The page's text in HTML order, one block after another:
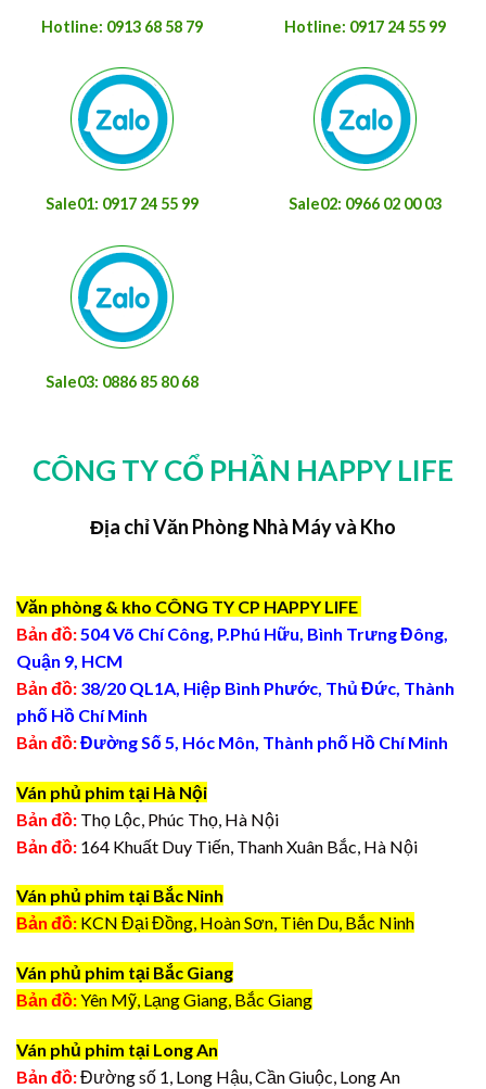
Hotline: 0913 68 58 79 Hotline: 0917 24 55 99
Sale01: 0917 24 55 99 Sale02: 0966 02 00 03
Sale03: 0886 85 80 68
CÔNG TY CỔ PHẦN HAPPY LIFE
Địa chỉ Văn Phòng Nhà Máy và Kho
Văn phòng & kho CÔNG TY CP HAPPY LIFE
Bản đồ: 504 Võ Chí Công, P.Phú Hữu, Bình Trưng Đông,
Quận 9, HCM
Bản đồ: 38/20 QL1A, Hiệp Bình Phước, Thủ Đức, Thành
phố Hồ Chí Minh
Bản đồ:Đường Số 5, Hóc Môn, Thành phố Hồ Chí Minh
Ván phủ phim tại Hà Nội
Bản đồ: Thọ Lộc, Phúc Thọ, Hà Nội
Bản đồ: 164 Khuất Duy Tiến, Thanh Xuân Bắc, Hà Nội
Ván phủ phim tại Bắc Ninh
Bản đồ: KCN Đại Đồng, Hoàn Sơn, Tiên Du, Bắc Ninh
Ván phủ phim tại Bắc Giang
Bản đồ:Yên Mỹ, Lạng Giang, Bắc Giang
Ván phủ phim tại Long An
Bản đồ:Đường số 1, Long Hậu, Cần Giuộc, Long An